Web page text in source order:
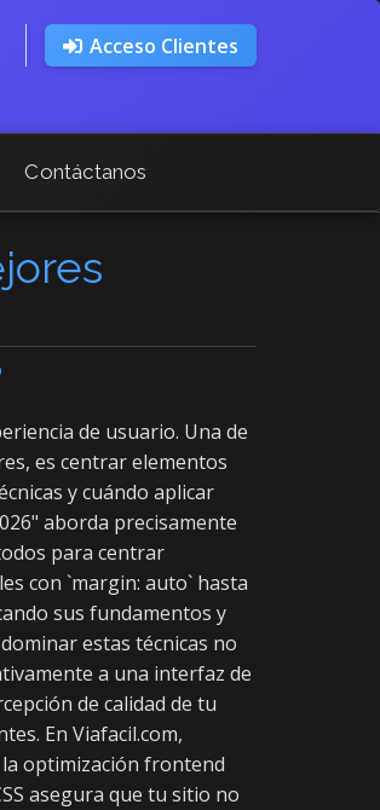
Acceso Clientes
Contáctanos
de usuario. Una de
es centrar elementos
y cuándo aplicar
aborda precisamente
para centrar
con `margin: auto` hasta
sus fundamentos y
estas técnicas no
a una interfaz de
de calidad de tu
En Viafacil.com,
optimización frontend
asegura que tu sitio no